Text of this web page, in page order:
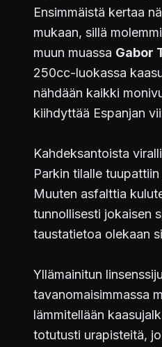
Ensimmäistä kertaa
mukaan, sillä
muun muassa Gabor
250cc-luokassa
nähdään kaikki
kiihdyttää Espanjan
Kahdeksantoista
Parkin tilalle
Muuten asfalttia
tunnollisesti jokaisen
taustatietoa olekaan
Yllämainitun
tavanomaisimmassa
lämmitellään
totutusti urapisteitä,